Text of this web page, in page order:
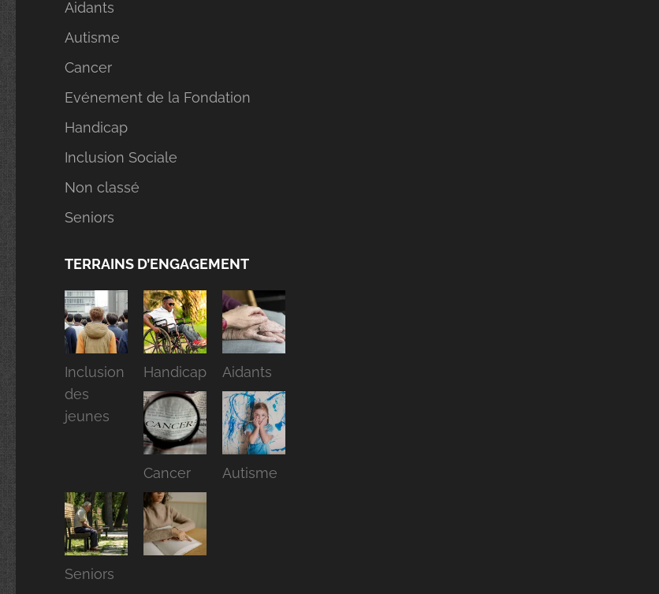
Aidants
Autisme
Cancer
Evénement de la Fondation
Handicap
Inclusion Sociale
Non classé
Seniors
TERRAINS D’ENGAGEMENT
Inclusion
des
jeunes
Handicap Aidants
Cancer Autisme
Seniors